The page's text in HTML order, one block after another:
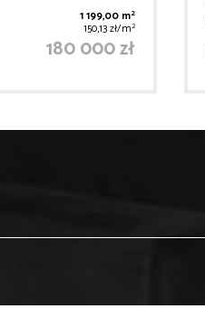
1 199,00 m2
150,13 zł/m2
180 000 zł